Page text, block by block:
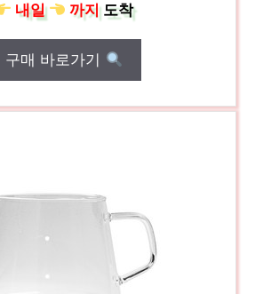
내일
까지도착
구매 바로가기